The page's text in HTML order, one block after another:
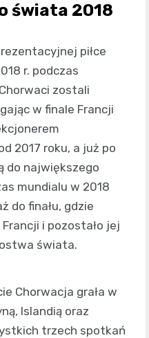
świata 2018
piłce
r. podczas
zostali
w finale Francji
2017 roku, a już po
do największego
mundialu w 2018
do finału, gdzie
i pozostało jej
świata.
Chorwacja grała w
Islandią oraz
trzech spotkań